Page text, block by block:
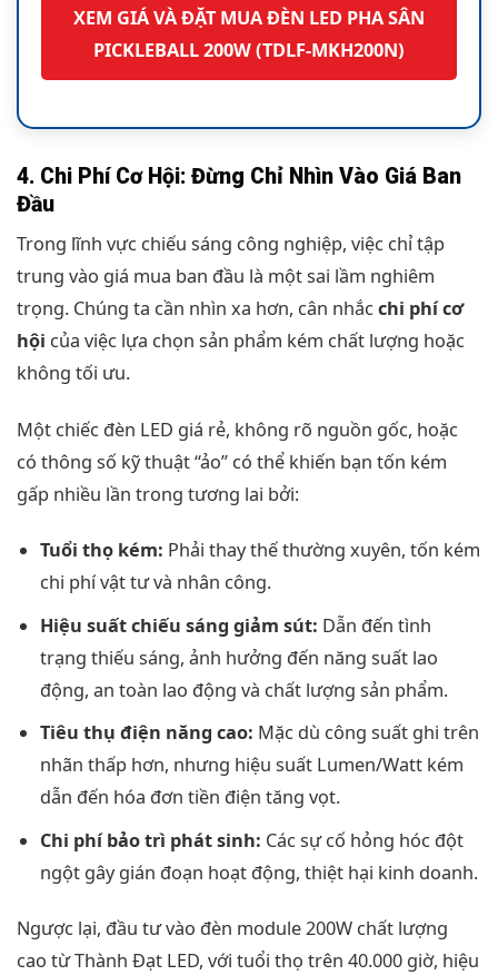
XEM GIÁ VÀ ĐẶT MUA ĐÈN LED PHA SÂN
PICKLEBALL 200W (TDLF-MKH200N)
4. Chi Phí Cơ Hội: Đừng Chỉ Nhìn Vào Giá Ban
Đầu
Trong lĩnh vực chiếu sáng công nghiệp, việc chỉ tập
trung vào giá mua ban đầu là một sai lầm nghiêm
trọng. Chúng ta cần nhìn xa hơn, cân nhắcchi phí cơ
hội của việc lựa chọn sản phẩm kém chất lượng hoặc
không tối ưu.
Một chiếc đèn LED giá rẻ, không rõ nguồn gốc, hoặc
có thông số kỹ thuật “ảo” có thể khiến bạn tốn kém
gấp nhiều lần trong tương lai bởi:
Tuổi thọ kém: Phải thay thế thường xuyên, tốn kém
chi phí vật tư và nhân công.
Hiệu suất chiếu sáng giảm sút: Dẫn đến tình
trạng thiếu sáng, ảnh hưởng đến năng suất lao
động, an toàn lao động và chất lượng sản phẩm.
Tiêu thụ điện năng cao: Mặc dù công suất ghi trên
nhãn thấp hơn, nhưng hiệu suất Lumen/Watt kém
dẫn đến hóa đơn tiền điện tăng vọt.
Chi phí bảo trì phát sinh: Các sự cố hỏng hóc đột
ngột gây gián đoạn hoạt động, thiệt hại kinh doanh.
Ngược lại, đầu tư vào đèn module 200W chất lượng
cao từ Thành Đạt LED, với tuổi thọ trên 40.000 giờ, hiệu